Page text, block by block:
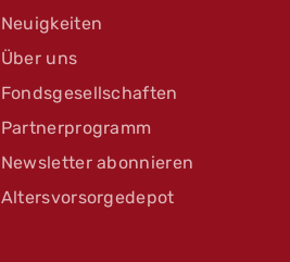
Neuigkeiten
Über uns
Fondsgesellschaften
Partnerprogramm
Newsletter abonnieren
Altersvorsorgedepot